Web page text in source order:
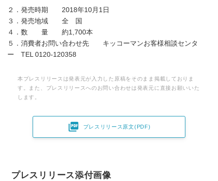
２．発売時期 2018年10月1日
３．発売地域 全 国
４．数 量 約1,700本
５．消費者お問い合わせ先 キッコーマンお客様相談センタ
ー TEL 0120‐120358
本プレスリリースは発表元が入力した原稿をそのまま掲載しておりま
す。また、プレスリリースへのお問い合わせは発表元に直接お願いいた
します。
 プレスリリース原文(PDF)
プレスリリース添付画像